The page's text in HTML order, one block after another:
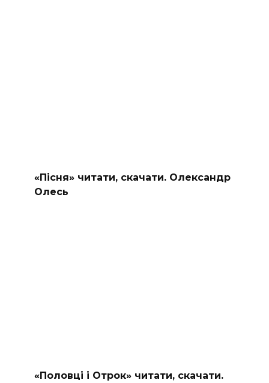
«Пісня» читати, скачати. Олександр
Олесь
«Половці і Отрок» читати, скачати.